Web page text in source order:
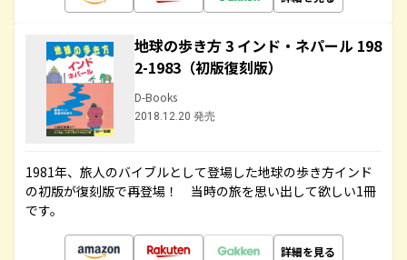
地球の歩き方 3 インド・ネパール 198
2-1983（初版復刻版）
D-Books
2018.12.20 発売
1981年、旅人のバイブルとして登場した地球の歩き方インド
の初版が復刻版で再登場！ 当時の旅を思い出して欲しい1冊
です。
詳細を見る